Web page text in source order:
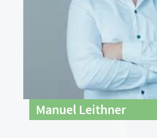
Manuel Leithner